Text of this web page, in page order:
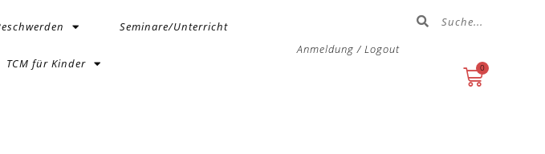
Seminare/Unterricht
TCM für Kinder
Anmeldung / Logout
0